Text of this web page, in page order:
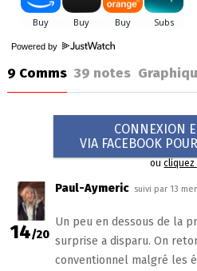
Powered by
9 Comms 39 notes
CONNEXION
VIA FACEBOOK
oucliquez
14/20
Paul-Aymeric suivi par 13
Un peu en dessous de la
surprise a disparu. On
conventionnel malgré les